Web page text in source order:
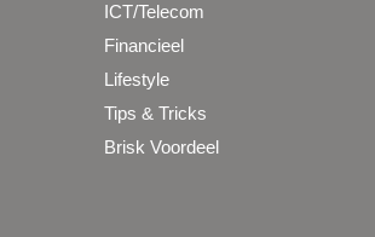
ICT/Telecom
Financieel
Lifestyle
Tips & Tricks
Brisk Voordeel